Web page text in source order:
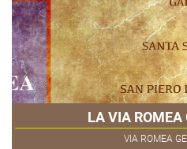
LA VIA ROMEA
VIA ROMEA